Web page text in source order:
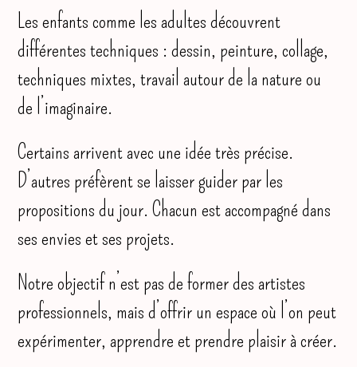
Les enfants comme les adultes découvrent
différentes techniques : dessin, peinture, collage,
techniques mixtes, travail autour de la nature ou
de l’imaginaire.
Certains arrivent avec une idée très précise.
D’autres préfèrent se laisser guider par les
propositions du jour. Chacun est accompagné dans
ses envies et ses projets.
Notre objectif n’est pas de former des artistes
professionnels, mais d’offrir un espace où l’on peut
expérimenter, apprendre et prendre plaisir à créer.